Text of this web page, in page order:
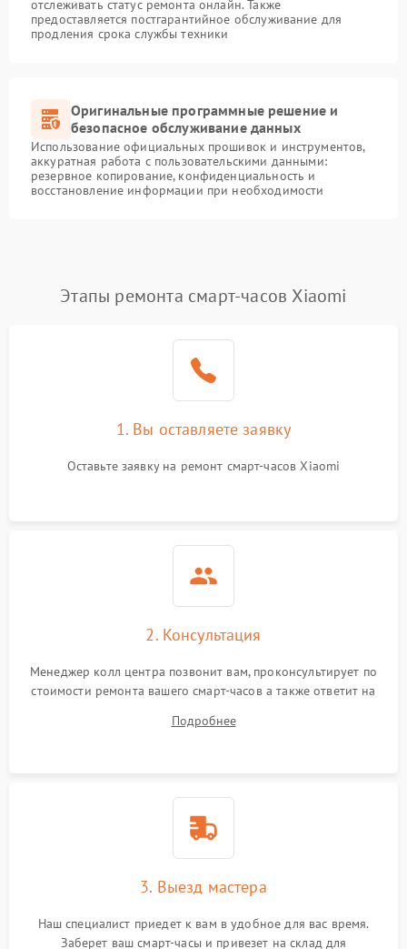
отслеживать статус ремонта онлайн. Также
предоставляется постгарантийное обслуживание для
продления срока службы техники
Оригинальные программные решение и
безопасное обслуживание данных
Использование официальных прошивок и инструментов,
аккуратная работа с пользовательскими данными:
резервное копирование, конфиденциальность и
восстановление информации при необходимости
Этапы ремонта смарт-часов Xiaomi
1. Вы оставляете заявку
Оставьте заявку на ремонт смарт-часов Xiaomi
2. Консультация
Менеджер колл центра позвонит вам, проконсультирует по
стоимости ремонта вашего смарт-часов а также ответит на
Подробнее
3. Выезд мастера
Наш специалист приедет к вам в удобное для вас время.
Заберет ваш смарт-часы и привезет на склад для